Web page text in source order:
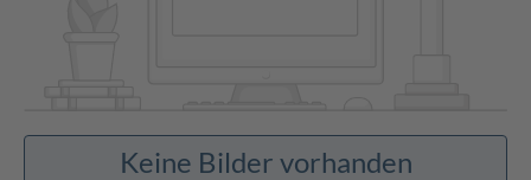
Keine Bilder vorhanden